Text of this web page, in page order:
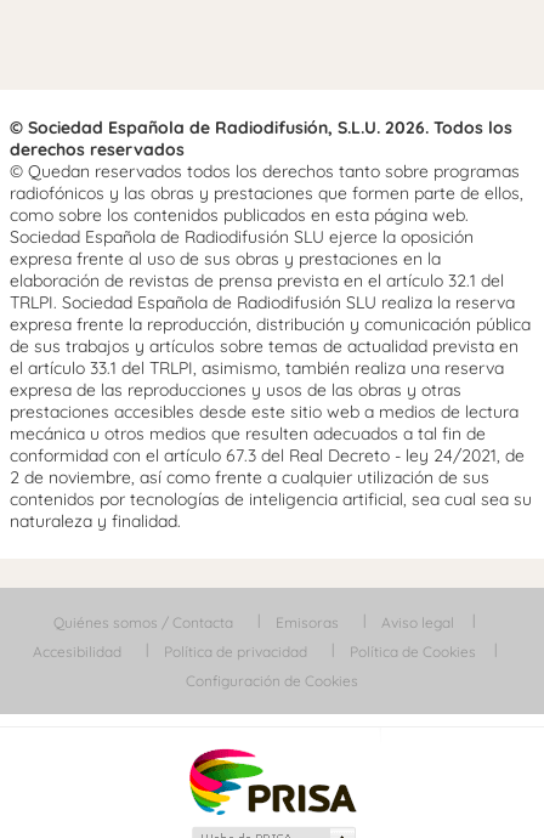
© Sociedad Española de Radiodifusión, S.L.U. 2026. Todos los
derechos reservados
© Quedan reservados todos los derechos tanto sobre programas
radiofónicos y las obras y prestaciones que formen parte de ellos,
como sobre los contenidos publicados en esta página web.
Sociedad Española de Radiodifusión SLU ejerce la oposición
expresa frente al uso de sus obras y prestaciones en la
elaboración de revistas de prensa prevista en el artículo 32.1 del
TRLPI. Sociedad Española de Radiodifusión SLU realiza la reserva
expresa frente la reproducción, distribución y comunicación pública
de sus trabajos y artículos sobre temas de actualidad prevista en
el artículo 33.1 del TRLPI, asimismo, también realiza una reserva
expresa de las reproducciones y usos de las obras y otras
prestaciones accesibles desde este sitio web a medios de lectura
mecánica u otros medios que resulten adecuados a tal fin de
conformidad con el artículo 67.3 del Real Decreto - ley 24/2021, de
2 de noviembre, así como frente a cualquier utilización de sus
contenidos por tecnologías de inteligencia artificial, sea cual sea su
naturaleza y finalidad.
Quiénes somos / Contacta Emisoras
Aviso legal
Accesibilidad
Política de privacidad
Política de Cookies
Configuración de Cookies